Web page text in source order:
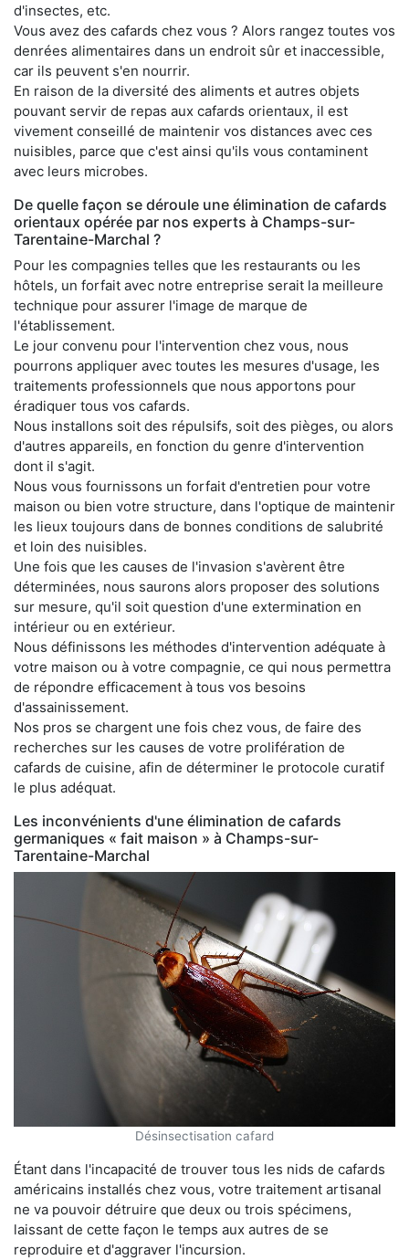
d'insectes, etc.
Vous avez des cafards chez vous ? Alors rangez toutes vos
denrées alimentaires dans un endroit sûr et inaccessible,
car ils peuvent s'en nourrir.
En raison de la diversité des aliments et autres objets
pouvant servir de repas aux cafards orientaux, il est
vivement conseillé de maintenir vos distances avec ces
nuisibles, parce que c'est ainsi qu'ils vous contaminent
avec leurs microbes.
De quelle façon se déroule une élimination de cafards
orientaux opérée par nos experts à Champs-sur-
Tarentaine-Marchal ?
Pour les compagnies telles que les restaurants ou les
hôtels, un forfait avec notre entreprise serait la meilleure
technique pour assurer l'image de marque de
l'établissement.
Le jour convenu pour l'intervention chez vous, nous
pourrons appliquer avec toutes les mesures d'usage, les
traitements professionnels que nous apportons pour
éradiquer tous vos cafards.
Nous installons soit des répulsifs, soit des pièges, ou alors
d'autres appareils, en fonction du genre d'intervention
dont il s'agit.
Nous vous fournissons un forfait d'entretien pour votre
maison ou bien votre structure, dans l'optique de maintenir
les lieux toujours dans de bonnes conditions de salubrité
et loin des nuisibles.
Une fois que les causes de l'invasion s'avèrent être
déterminées, nous saurons alors proposer des solutions
sur mesure, qu'il soit question d'une extermination en
intérieur ou en extérieur.
Nous définissons les méthodes d'intervention adéquate à
votre maison ou à votre compagnie, ce qui nous permettra
de répondre efficacement à tous vos besoins
d'assainissement.
Nos pros se chargent une fois chez vous, de faire des
recherches sur les causes de votre prolifération de
cafards de cuisine, afin de déterminer le protocole curatif
le plus adéquat.
Les inconvénients d'une élimination de cafards
germaniques « fait maison » à Champs-sur-
Tarentaine-Marchal
Désinsectisation cafard
Étant dans l'incapacité de trouver tous les nids de cafards
américains installés chez vous, votre traitement artisanal
ne va pouvoir détruire que deux ou trois spécimens,
laissant de cette façon le temps aux autres de se
reproduire et d'aggraver l'incursion.